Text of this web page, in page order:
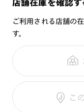
・溶接などの遮光レ
・強い衝撃から顔や
・本製品はプレート
が当たる場合や、衝
可能性があるため、
・テンプルの開閉は
・高温の場所で使用
・金属のような硬い
て下さい。
シリーズ：
性別：
鼻パッド：
テ
※オンラインショップで作
いしております。
※注文時に【度つき】→【
除きます。）
※お選び頂くフレームや度
※RIM限定の記載があるカ
ムのみの対応となります
全国の店舗で無料
修理のご相談もい
ご利用ガイド
店舗在庫を確認す
ご利用される店舗の
す。
こ